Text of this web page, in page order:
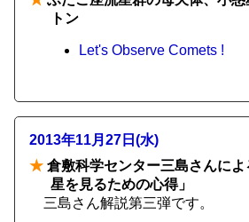
トン
Let's Observe Comets !
2013年11月27日(水)
★ 倉敷科学センター三島さんに
星を見るための心得」
三島さん解説第三弾です。